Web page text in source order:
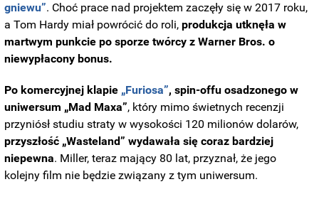
gniewu”. Choć prace nad projektem zaczęły się w 2017 roku,
a Tom Hardy miał powrócić do roli,produkcja utknęła w
martwym punkcie po sporze twórcy z Warner Bros. o
niewypłacony bonus.
Po komercyjnej klapie „Furiosa”, spin-offu osadzonego w
uniwersum „Mad Maxa”, który mimo świetnych recenzji
przyniósł studiu straty w wysokości 120 milionów dolarów,
przyszłość „Wasteland” wydawała się coraz bardziej
niepewna. Miller, teraz mający 80 lat, przyznał, że jego
kolejny film nie będzie związany z tym uniwersum.